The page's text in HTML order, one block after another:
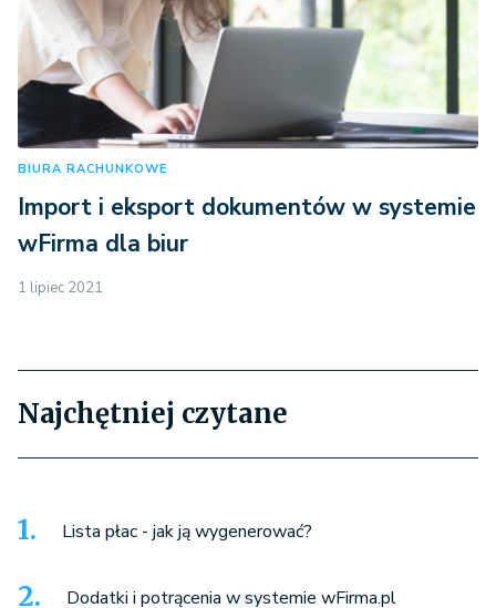
BIURA RACHUNKOWE
Import i eksport dokumentów w systemie
wFirma dla biur
1 lipiec 2021
Najchętniej czytane
Lista płac - jak ją wygenerować?
Dodatki i potrącenia w systemie wFirma.pl